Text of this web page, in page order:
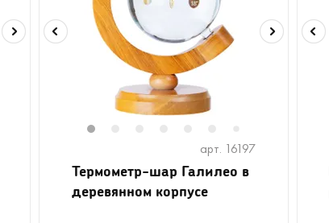
арт. 16197
Термометр-шар Галилео в
деревянном корпусе